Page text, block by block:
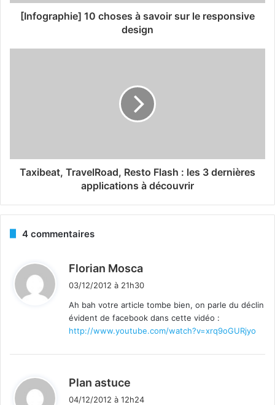
[Infographie] 10 choses à savoir sur le responsive
design
Taxibeat, TravelRoad, Resto Flash : les 3 dernières
applications à découvrir
4 commentaires
Florian Mosca
:
03/12/2012 à 21h30
Ah bah votre article tombe bien, on parle du déclin
évident de facebook dans cette vidéo :
http://www.youtube.com/watch?v=xrq9oGURjyo
Plan astuce
04/12/2012 à 12h24